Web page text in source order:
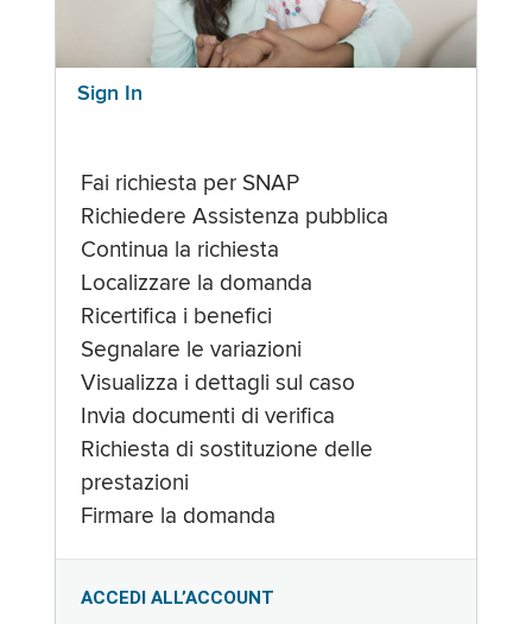
Sign In
Fai richiesta per SNAP
Richiedere Assistenza pubblica
Continua la richiesta
Localizzare la domanda
Ricertifica i benefici
Segnalare le variazioni
Visualizza i dettagli sul caso
Invia documenti di verifica
Richiesta di sostituzione delle
prestazioni
Firmare la domanda
ACCEDI ALL’ACCOUNT